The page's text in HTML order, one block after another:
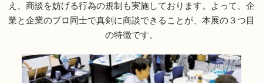
え、商談を妨げる行為の規制も実施しております。よって、企
業と企業のプロ同士で真剣に商談できることが、本展の３つ目
の特徴です。